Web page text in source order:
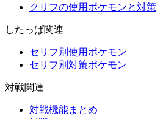
クリフの使用ポケモンと対策
したっぱ関連
セリフ別使用ポケモン
セリフ別対策ポケモン
対戦関連
対戦機能まとめ